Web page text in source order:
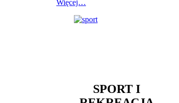
Więcej…
SPORT I